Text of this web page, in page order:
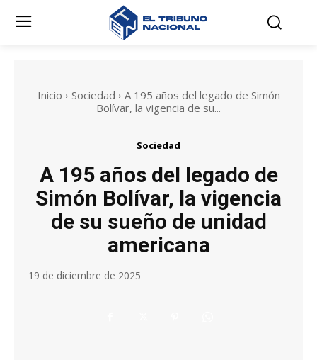
Inicio Sociedad
A 195 años del legado de Simón
Bolívar, la vigencia de su...
Sociedad
A 195 años del legado de
Simón Bolívar, la vigencia
de su sueño de unidad
americana
19 de diciembre de 2025